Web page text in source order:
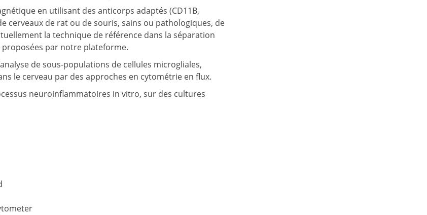
en utilisant des anticorps adaptés (CD11B,
de cerveaux de rat ou de souris, sains ou pathologiques, de
la technique de référence dans la séparation
par notre plateforme.
de sous-populations de cellules microgliales,
le cerveau par des approches en cytométrie en flux.
neuroinflammatoires in vitro, sur des cultures